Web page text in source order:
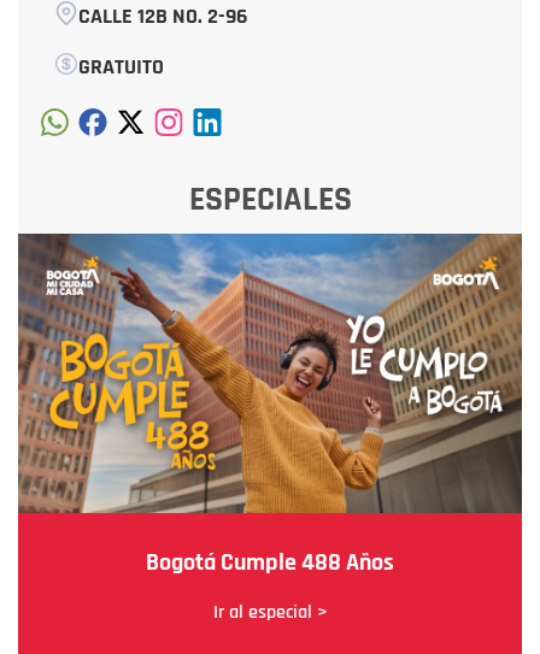
CALLE 12B NO. 2-96
GRATUITO
ESPECIALES
Bogotá Cumple 488 Años
Ir al especial >